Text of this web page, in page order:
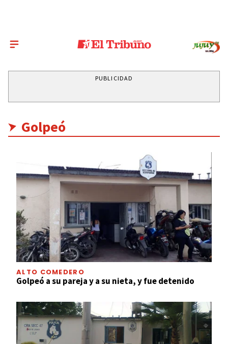
PUBLICIDAD
Golpeó
ALTO COMEDERO
Golpeó a su pareja y a su nieta, y fue detenido